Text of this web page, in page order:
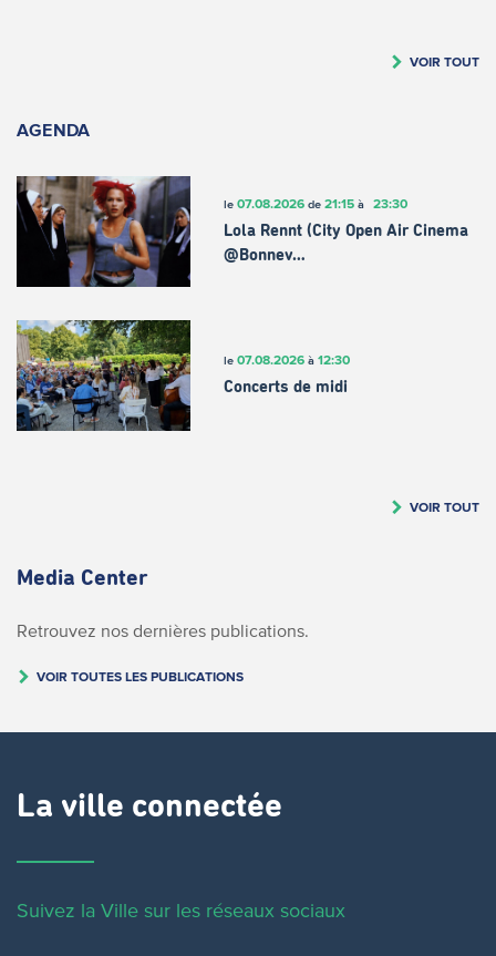
VOIR TOUT
AGENDA
le 07.08.2026de 21:15à 23:30
Lola Rennt (City Open Air Cinema
@Bonnev…
le 07.08.2026à 12:30
Concerts de midi
VOIR TOUT
Media Center
Retrouvez nos dernières publications.
VOIR TOUTES LES PUBLICATIONS
La ville connectée
Suivez la Ville sur les réseaux sociaux